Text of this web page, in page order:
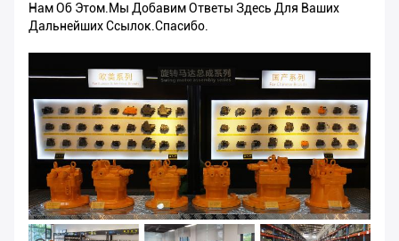
Нам Об Этом.Мы Добавим Ответы Здесь Для Ваших
Дальнейших Ссылок.Спасибо.